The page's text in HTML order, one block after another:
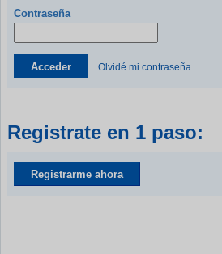
Contraseña
Acceder Olvidé mi contraseña
Registrate en 1 paso:
Registrarme ahora